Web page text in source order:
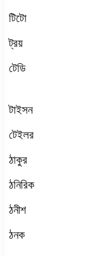
টিটো
ট্রয়
টেডি
টাইসন
টেইলর
ঠাকুর
ঠনিরিক
ঠনীশ
ঠনক